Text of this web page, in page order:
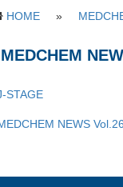
HOME »
MEDCHEM
STAGE
NEWS